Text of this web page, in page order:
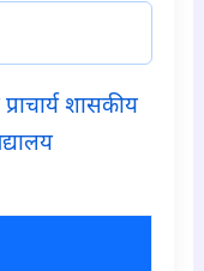
शासकीय